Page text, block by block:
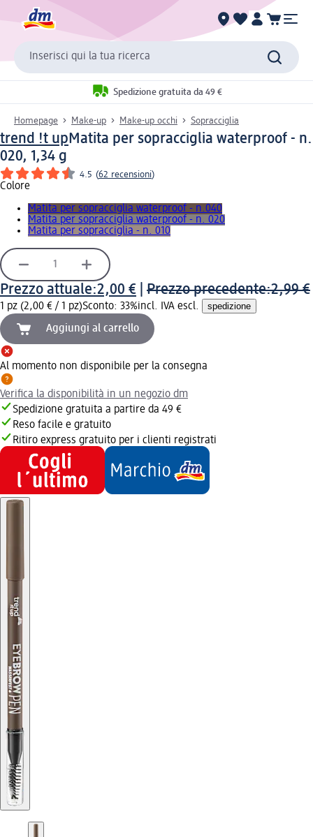
Inserisci qui la tua ricerca
Spedizione gratuita da 49 €
Homepage Make-up Make-up occhi Sopracciglia
trend !t upMatita per sopracciglia waterproof - n.
020, 1,34 g
4.5 (62 recensioni)
Colore
Matita per sopracciglia waterproof - n.040
Matita per sopracciglia waterproof - n. 020
Matita per sopracciglia - n. 010
Prezzo attuale:2,00 € Prezzo precedente:2,99 €
1 pz (2,00 € / 1 pz)Sconto: 33%incl. IVA escl. spedizione
Aggiungi al carrello
Al momento non disponibile per la consegna
Verifica la disponibilità in un negozio dm
Spedizione gratuita a partire da 49 €
Reso facile e gratuito
Ritiro express gratuito per i clienti registrati